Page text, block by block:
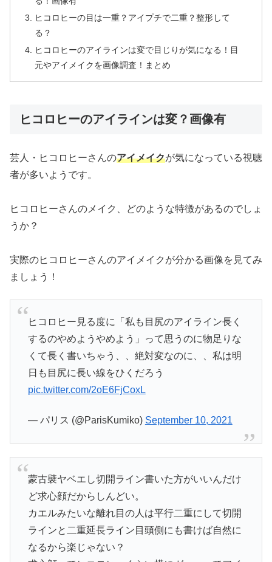
ヒコロヒーの目は一重？アイプチで二重？整形して
る？
ヒコロヒーのアイラインは変で目じりが気になる！目
元やアイメイクを画像調査！まとめ
ヒコロヒーのアイラインは変？画像有
芸人・ヒコロヒーさんのアイメイクが気になっている視聴
者が多いようです。
ヒコロヒーさんのメイク、どのような特徴があるのでしょ
うか？
実際のヒコロヒーさんのアイメイクが分かる画像を見てみ
ましょう！
ヒコロヒー見る度に「私も目尻のアイライン長く
するのやめようやめよう」って思うのに物足りな
くて長く書いちゃう、、絶対変なのに、、私は明
日も目尻に長い線をひくだろう
pic.twitter.com/2oE6FjCoxL
— パリス (@ParisKumiko) September 10, 2021
蒙古襞ヤベエし切開ライン書いた方がいいんだけ
ど求心顔だからしんどい。
カエルみたいな離れ目の人は平行二重にして切開
ラインと二重延長ライン目頭側にも書けば自然に
なるから楽じゃない？